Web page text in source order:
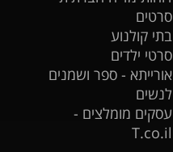
סרטים
בתי קולנוע
סרטי ילדים
אורייתא - ספר ושמנים
לנשים
עסקים מומלצים -
T.co.il